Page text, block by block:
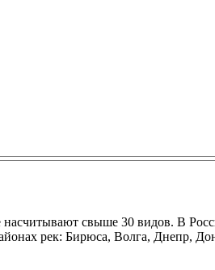
свыше 30 видов. В
рек: Бирюса, Волга, Днепр,